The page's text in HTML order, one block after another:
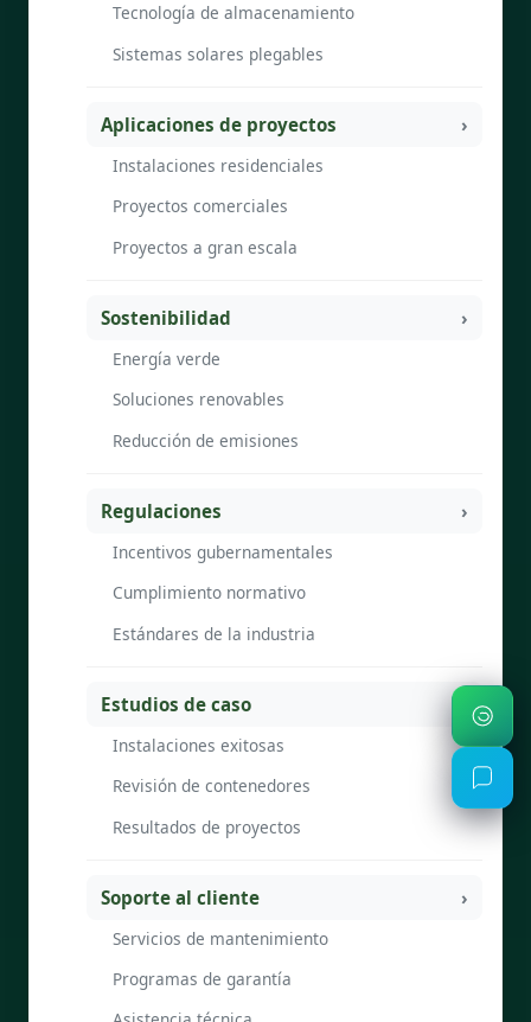
Tecnología de almacenamiento
Sistemas solares plegables
Aplicaciones de proyectos
Instalaciones residenciales
Proyectos comerciales
Proyectos a gran escala
Sostenibilidad
Energía verde
Soluciones renovables
Reducción de emisiones
Regulaciones
Incentivos gubernamentales
Cumplimiento normativo
Estándares de la industria
Estudios de caso
Instalaciones exitosas
Revisión de contenedores
Resultados de proyectos
Soporte al cliente
Servicios de mantenimiento
Programas de garantía